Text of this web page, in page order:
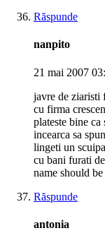
Răspunde
nanpito
21 mai 2007
javre de ziaristi
cu firma
plateste bine
incearca sa
lingeti un
cu bani furati
name should
Răspunde
antonia